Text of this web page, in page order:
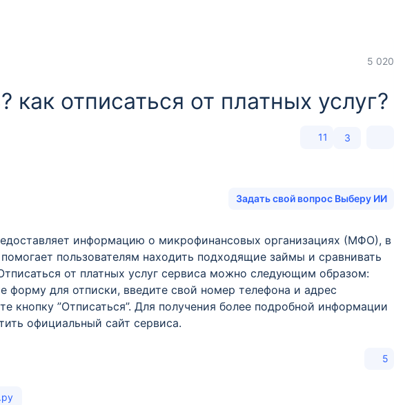
5 020
как отписаться от платных услуг?
11 3
Задать свой вопрос Выберу ИИ
информацию о микрофинансовых организациях (МФО), в
пользователям находить подходящие займы и сравнивать
от платных услуг сервиса можно следующим образом:
форму для отписки, введите свой номер телефона и адрес
кнопку ”Отписаться”. Для получения более подробной информации
официальный сайт сервиса.
5